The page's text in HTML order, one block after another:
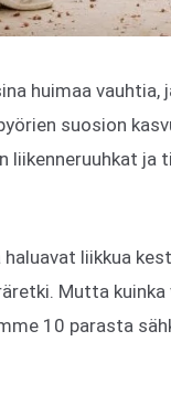
huimaa
suosion
liikenneruuhkat ja
liikkua
Mutta
10 parasta